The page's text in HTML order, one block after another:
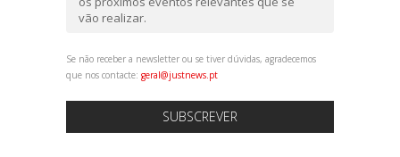
vão realizar.
Se não receber a newsletter ou se tiver dúvidas, agradecemos
que nos contacte: geral@justnews.pt
SUBSCREVER